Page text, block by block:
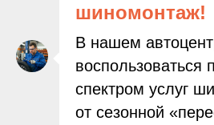
шиномонтаж!
В нашем
воспользоваться
спектром услуг
от сезонной